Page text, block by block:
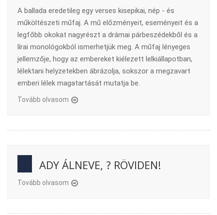
A ballada eredetileg egy verses kisepikai, nép - és
műköltészeti műfaj. A mű előzményeit, eseményeit és a
legfőbb okokat nagyrészt a drámai párbeszédekből és a
lírai monológokból ismerhetjük meg. A műfaj lényeges
jellemzője, hogy az embereket kiélezett lelkiállapotban,
lélektani helyzetekben ábrázolja, sokszor a megzavart
emberi lélek magatartását mutatja be.
Tovább olvasom
ADY ÁLNEVE, ? RÖVIDEN!
Tovább olvasom